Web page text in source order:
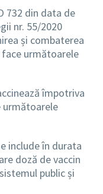
732 din data de
nr. 55/2020
și combaterea
face următoarele
împotriva
următoarele
include în durata
doză de vaccin
public și